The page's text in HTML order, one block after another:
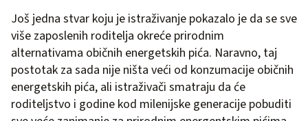
Još jedna stvar koju je istraživanje pokazalo je da se sve
više zaposlenih roditelja okreće prirodnim
alternativama običnih energetskih pića. Naravno, taj
postotak za sada nije ništa veći od konzumacije običnih
energetskih pića, ali istraživači smatraju da će
roditeljstvo i godine kod milenijske generacije pobuditi